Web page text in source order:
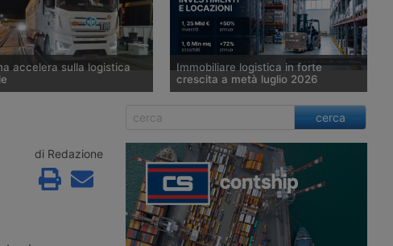
accelera sulla logistica
delle Dogane e della
e la Riforma cinesi prevede
logistiche di frontiera
2030. Intanto, i dati
della cantieristica navale
Immobiliare logistica in forte
crescita a metà luglio 2026
Il mercato immobiliare logistico e
industriale italiano archivia il primo
investiti (+50% su base annua) e un
assorbimento delle locazioni salito a
1,6 milioni di metri quadrati (+72%),
trainato dagli operatori logistici
conto terzi, secondo le rilevazioni di
Jll Italia.
di Redazione
cerca